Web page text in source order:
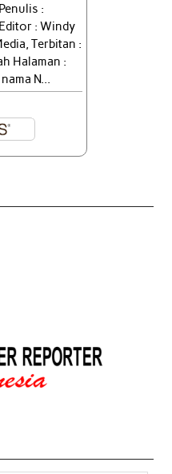
:
: Windy
Terbitan :
Halaman :
N...